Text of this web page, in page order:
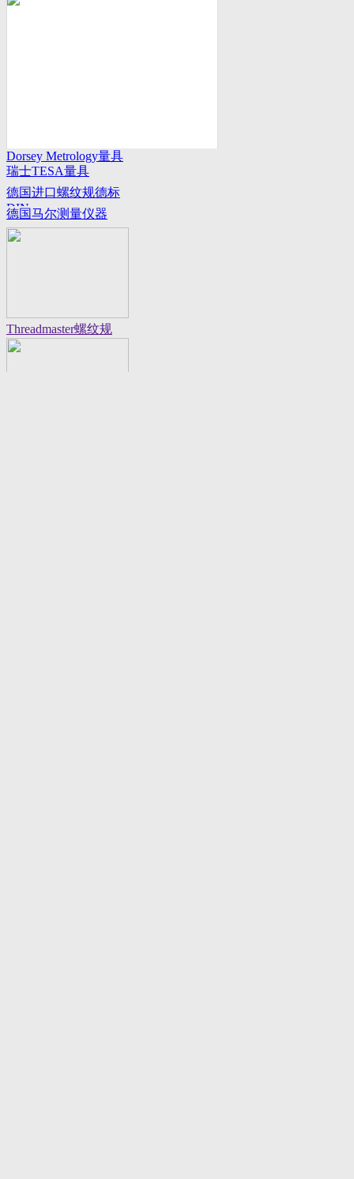
Dorsey Metrology量具
系列
瑞士TESA量具
德国进口螺纹规德标
DIN
德国马尔测量仪器
Threadmaster螺纹规